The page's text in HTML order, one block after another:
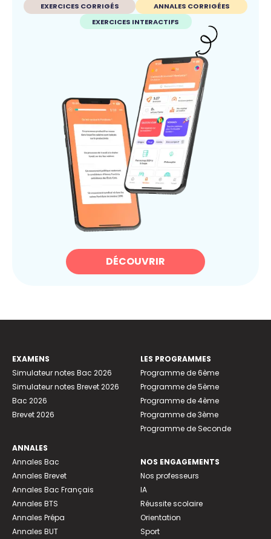
EXERCICES CORRIGÉS
ANNALES CORRIGÉES
EXERCICES INTERACTIFS
DÉCOUVRIR
EXAMENS
Simulateur notes Bac 2026
Simulateur notes Brevet 2026
Bac 2026
Brevet 2026
ANNALES
Annales Bac
Annales Brevet
Annales Bac Français
Annales BTS
Annales Prépa
Annales BUT
LES PROGRAMMES
Programme de 6ème
Programme de 5ème
Programme de 4ème
Programme de 3ème
Programme de Seconde
NOS ENGAGEMENTS
Nos professeurs
IA
Réussite scolaire
Orientation
Sport